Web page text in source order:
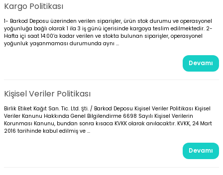
Kargo Politikası
1- Barkod Deposu üzerinden verilen siparişler, ürün stok durumu ve operasyonel
yoğunluğa bağlı olarak 1 ila 3 iş günü içerisinde kargoya teslim edilmektedir. 2-
Hafta içi saat 14:00’a kadar verilen ve stokta bulunan siparişler, operasyonel
yoğunluk yaşanmaması durumunda aynı ...
Devamı
Kişisel Veriler Politikası
Birlik Etiket Kağıt San. Tic. Ltd. Şti. / Barkod Deposu Kişisel Veriler Politikası Kişisel
Veriler Kanunu Hakkında Genel Bilgilendirme 6698 Sayılı Kişisel Verilerin
Korunması Kanunu, bundan sonra kısaca KVKK olarak anılacaktır. KVKK, 24 Mart
2016 tarihinde kabul edilmiş ve ...
Devamı